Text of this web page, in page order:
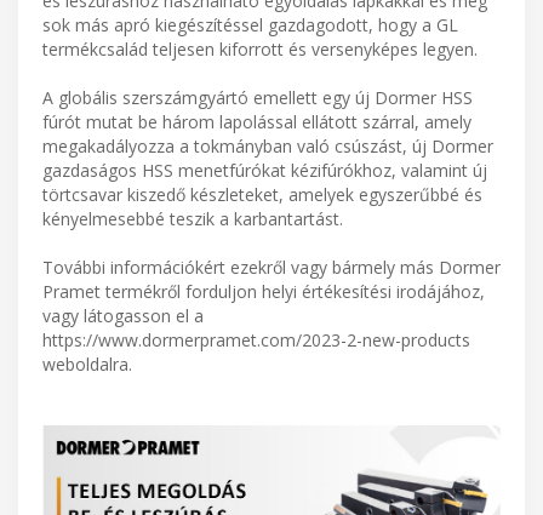
sok más apró kiegészítéssel gazdagodott, hogy a GL
termékcsalád teljesen kiforrott és versenyképes legyen.
A globális szerszámgyártó emellett egy új Dormer HSS
fúrót mutat be három lapolással ellátott szárral, amely
megakadályozza a tokmányban való csúszást, új Dormer
gazdaságos HSS menetfúrókat kézifúrókhoz, valamint új
törtcsavar kiszedő készleteket, amelyek egyszerűbbé és
kényelmesebbé teszik a karbantartást.
További információkért ezekről vagy bármely más Dormer
Pramet termékről forduljon helyi értékesítési irodájához,
vagy látogasson el a
https://www.dormerpramet.com/2023-2-new-products
weboldalra.